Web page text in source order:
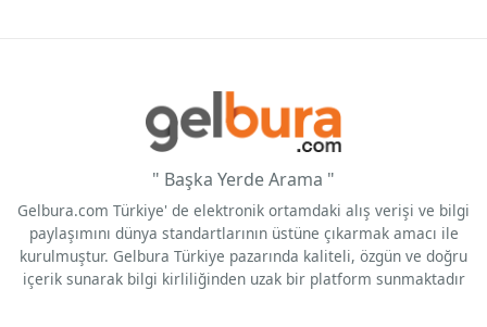
" Başka Yerde Arama "
Gelbura.com Türkiye' de elektronik ortamdaki alış verişi ve bilgi
paylaşımını dünya standartlarının üstüne çıkarmak amacı ile
kurulmuştur. Gelbura Türkiye pazarında kaliteli, özgün ve doğru
içerik sunarak bilgi kirliliğinden uzak bir platform sunmaktadır